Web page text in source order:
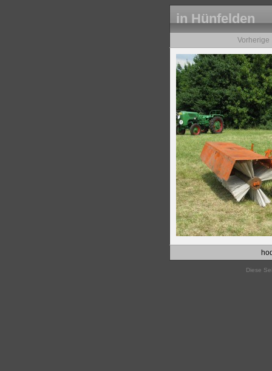
in Hünfelden
Vorherige
Diese